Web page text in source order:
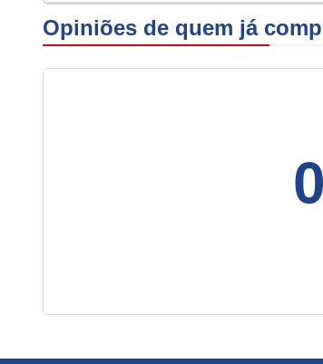
Opiniões de quem já